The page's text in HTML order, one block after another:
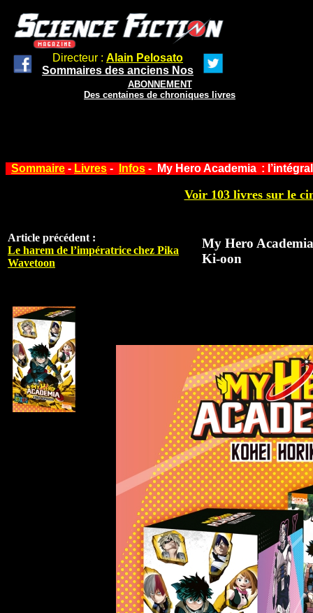
Directeur : Alain Pelosato
Sommaires des anciens Nos
ABONNEMENT
Des centaines de chroniques livres
Sommaire - Livres - Infos - My Hero Academia :
Voir 103 livres sur le
Article précédent :
Le harem de l’impératrice chez Pika
Wavetoon
My Hero
Ki-oon